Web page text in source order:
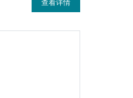
查看详情